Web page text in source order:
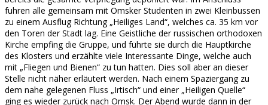
fuhren alle gemeinsam mit Omsker Studenten in zwei Kleinbussen
zu einem Ausflug Richtung „Heiliges Land“, welches ca. 35 km vor
den Toren der Stadt lag. Eine Geistliche der russischen orthodoxen
Kirche empfing die Gruppe, und führte sie durch die Hauptkirche
des Klosters und erzählte viele Interessante Dinge, welche auch
mit „Fliegen und Bienen“ zu tun hatten. Dies soll aber an dieser
Stelle nicht näher erläutert werden. Nach einem Spaziergang zu
dem nahe gelegenen Fluss „Irtisch“ und einer „Heiligen Quelle“
ging es wieder zurück nach Omsk. Der Abend wurde dann in der